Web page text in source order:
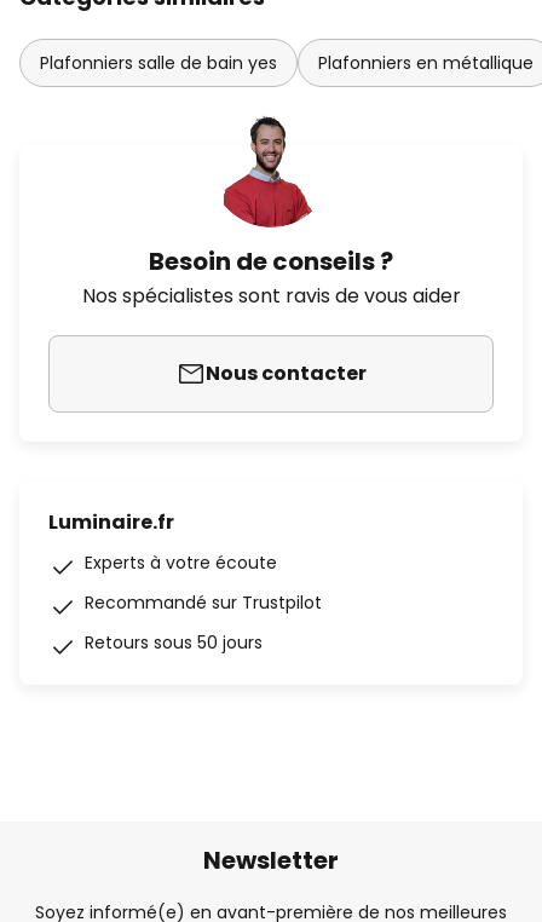
Plafonniers salle de bain yes Plafonniers en métallique
Besoin de conseils ?
Nos spécialistes sont ravis de vous aider
Nous contacter
Luminaire.fr
Experts à votre écoute
Recommandé sur Trustpilot
Retours sous 50 jours
Newsletter
Soyez informé(e) en avant-première de nos meilleures